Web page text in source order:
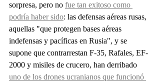
sorpresa, pero no fue tan exitoso como
podría haber sido: las defensas aéreas rusas,
aquellas "que protegen bases aéreas
indefensas y pacíficas en Rusia", y se
supone que contrarrestan F-35, Rafales, EF-
2000 y misiles de crucero, han derribado
uno de los drones ucranianos que funcionó